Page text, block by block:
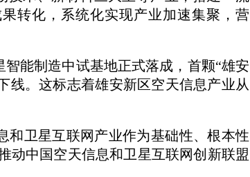
转化，系统化实现产业加速集聚，营
能制造中试基地正式落成，首颗“雄安
。这标志着雄安新区空天信息产业从
和卫星互联网产业作为基础性、根本性
动中国空天信息和卫星互联网创新联盟